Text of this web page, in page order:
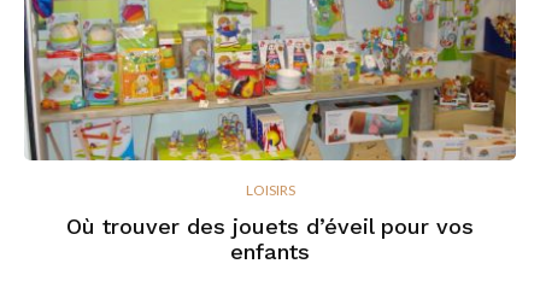
LOISIRS
Où trouver des jouets d’éveil pour vos
enfants